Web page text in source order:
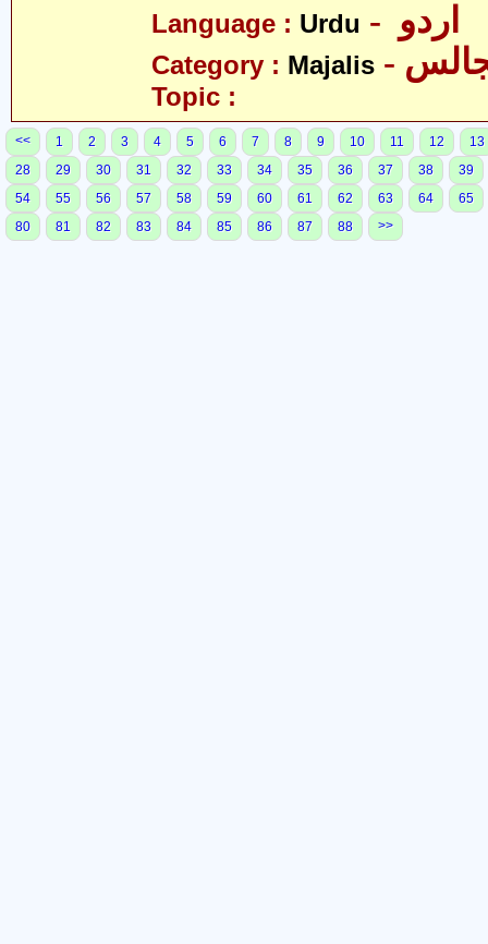
Language : Urdu
Category : Majalis
Topic :
<< 1 2 3 4 5 6 7 8 9 10 11 12
13
28
29 30 31 32 33 34 35 36 37 38
39
54
55 56 57 58 59 60 61 62 63 64
65
80
81 82 83 84 85 86 87 88 >>